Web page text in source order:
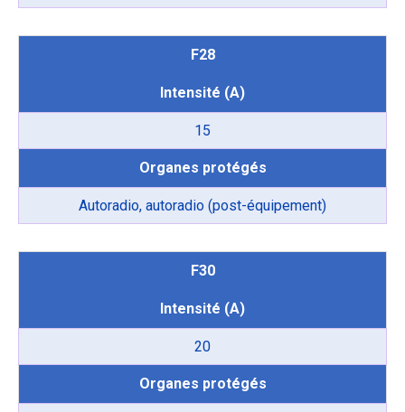
F28
Intensité (A)
15
Organes protégés
Autoradio, autoradio (post-équipement)
F30
Intensité (A)
20
Organes protégés